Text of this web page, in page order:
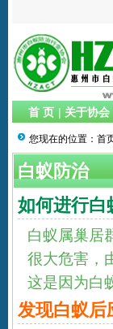
首 页 | 关于协会
您现在的位置： 首
白蚁防治
如何进行白
白蚁属巢居
很大危害，
这是因为白
发现白蚁后